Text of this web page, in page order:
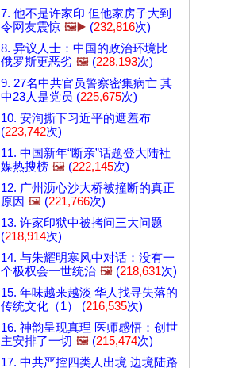
7. 他不是许家印 但他家房子大到
令网友震惊 🖼️▶️ (232,816次)
8. 异议人士：中国的政治环境比
俄罗斯更恶劣 🖼️ (228,193次)
9. 27名中共官员警察密集病亡 其
中23人是党员 (225,675次)
10. 安洵撕下习近平的遮羞布
(223,742次)
11. 中国新年“断亲”话题登大陆社
媒热搜榜 🖼️ (222,145次)
12. 广州沥心沙大桥被撞断的真正
原因 🖼️ (221,766次)
13. 许家印狱中被拷问三大问题
(218,914次)
14. 与朱耀明寒风中对话：没有一
个极权会一世统治 🖼️ (218,631次)
15. 年味越来越淡 华人找寻失落的
传统文化（1） (216,535次)
16. 神韵呈现真理 医师感悟：创世
主安排了一切 🖼️ (215,474次)
17. 中共严控四类人出境 边境陆路